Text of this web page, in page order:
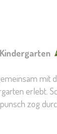
mit
erlebt.
zog